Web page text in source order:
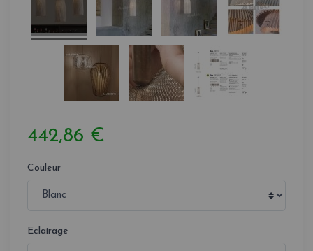
442,86 €
Couleur
Eclairage